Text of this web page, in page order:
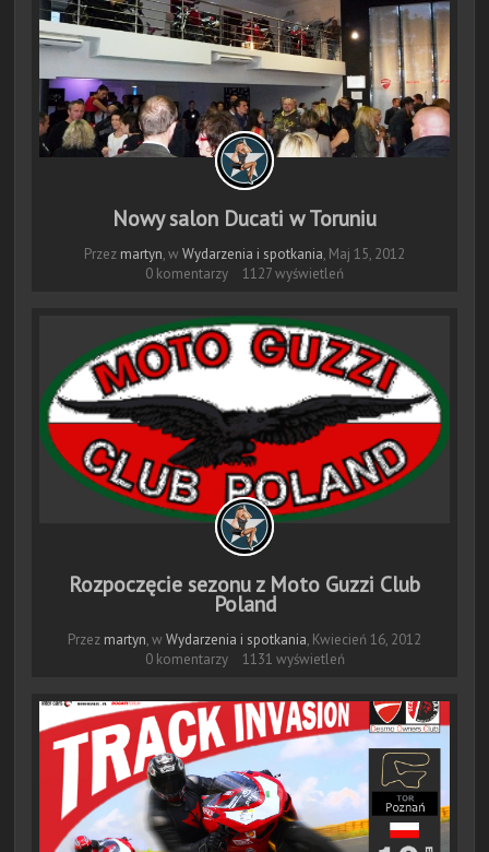
Nowy salon Ducati w Toruniu
Przez martyn, w Wydarzenia i spotkania, Maj 15, 2012
0 komentarzy
1127 wyświetleń
Rozpoczęcie sezonu z Moto Guzzi Club
Poland
Przez martyn, w Wydarzenia i spotkania, Kwiecień 16, 2012
0 komentarzy
1131 wyświetleń